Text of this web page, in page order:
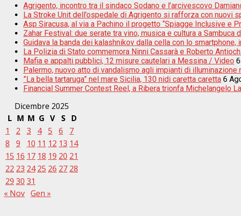
Agrigento, incontro tra il sindaco Sodano e l’arcivescovo
La Stroke Unit dell’ospedale di Agrigento si rafforza con nuovi
Asp Siracusa, al via a Pachino il progetto “Spiagge Inclusive e
Zahar Festival: due serate tra vino, musica e cultura a Sambuca
Guidava la banda dei kalashnikov dalla cella con lo
La Polizia di Stato commemora Ninni Cassarà e Roberto
Mafia e appalti pubblici, 12 misure cautelari a Messina / Video
Palermo, nuovo atto di vandalismo agli impianti di illuminazione
”La bella tartaruga” nel mare Sicilia, 130 nidi caretta caretta 6
Financial Summer Contest Reel, a Ribera trionfa Michelangelo
Dicembre 2025
L M M G V S
D
1
2 3 4 5 6
7
8
9 10 11 12 13 14
15 16 17 18 19 20 21
22 23 24 25 26 27 28
29 30 31
« Nov Gen »